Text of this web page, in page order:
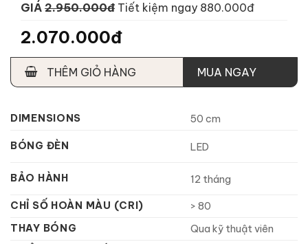
GIÁ 2.950.000đ Tiết kiệm ngay 880.000đ
2.070.000đ
THÊM GIỎ HÀNG MUA NGAY
DIMENSIONS 50 cm
BÓNG ĐÈN LED
BẢO HÀNH 12 tháng
CHỈ SỐ HOÀN MÀU (CRI)
> 80
THAY BÓNG
Qua kỹ thuật viên